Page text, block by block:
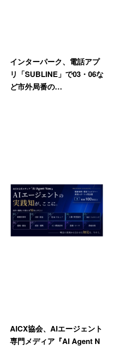
インターパーク、電話アプ
リ「SUBLINE」で03・06な
ど市外局番の…
AICX協会、AIエージェント
専門メディア『AI Agent N